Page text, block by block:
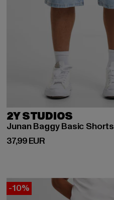
2Y STUDIOS
Junan Baggy Basic Shorts
37,99 EUR
Derzeitiger Preis: 37,99 EUR
-10%